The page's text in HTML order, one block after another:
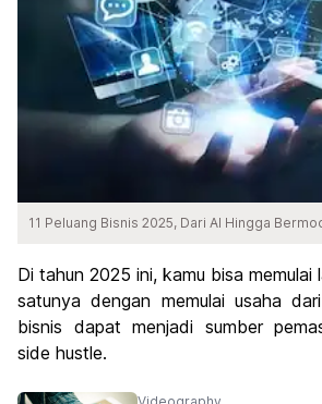
11 Peluang Bisnis 2025, Dari AI Hingga
Di tahun 2025 ini, kamu bisa memulai
satunya dengan memulai usaha
bisnis dapat menjadi sumber
side hustle.